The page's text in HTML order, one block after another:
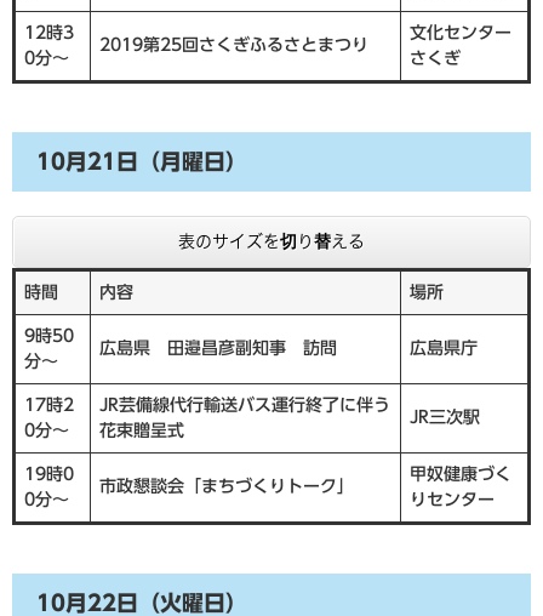
12時3
0分～
2019第25回さくぎふるさとまつり
文化センター
さくぎ
10月21日（月曜日）
表のサイズを切り替える
時間 内容 場所
9時50
分～
広島県 田邉昌彦副知事 訪問 広島県庁
17時2
0分～
JR芸備線代行輸送バス運行終了に伴う
花束贈呈式
JR三次駅
19時0
0分～
市政懇談会「まちづくりトーク」
甲奴健康づく
りセンター
10月22日（火曜日）